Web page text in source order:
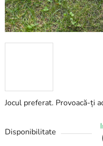
Jocul preferat. Provoacă-ți
Disponibilitate